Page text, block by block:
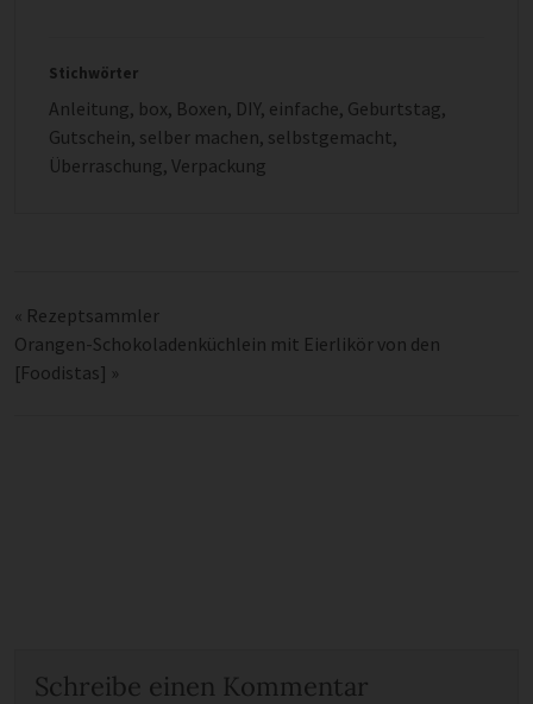
Stichwörter
Anleitung, box, Boxen, DIY, einfache, Geburtstag,
Gutschein, selber machen, selbstgemacht,
Überraschung, Verpackung
« Rezeptsammler
Orangen-Schokoladenküchlein mit Eierlikör von den
[Foodistas] »
Schreibe einen Kommentar